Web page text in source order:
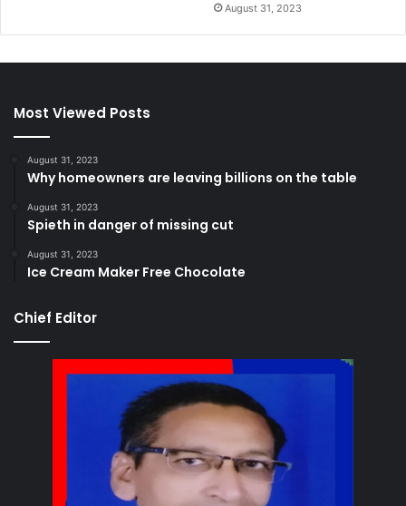
August 31, 2023
Most Viewed Posts
August 31, 2023
Why homeowners are leaving billions on the table
August 31, 2023
Spieth in danger of missing cut
August 31, 2023
Ice Cream Maker Free Chocolate
Chief Editor